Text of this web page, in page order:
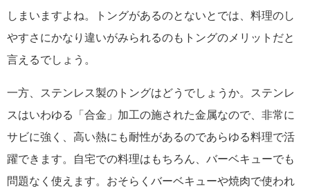
しまいますよね。トングがあるのとないとでは、料理のし
やすさにかなり違いがみられるのもトングのメリットだと
言えるでしょう。
一方、ステンレス製のトングはどうでしょうか。ステンレ
スはいわゆる「合金」加工の施された金属なので、非常に
サビに強く、高い熱にも耐性があるのであらゆる料理で活
躍できます。自宅での料理はもちろん、バーベキューでも
問題なく使えます。おそらくバーベキューや焼肉で使われ